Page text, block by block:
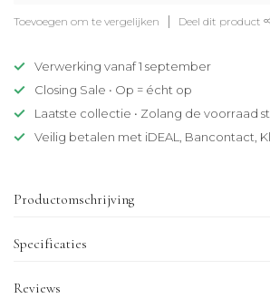
Toevoegen om te vergelijken Deel dit product
Verwerking vanaf 1 september
Closing Sale • Op = écht op
Laatste collectie • Zolang de voorraad
Veilig betalen met iDEAL, Bancontact,
Productomschrijving
Specificaties
Reviews